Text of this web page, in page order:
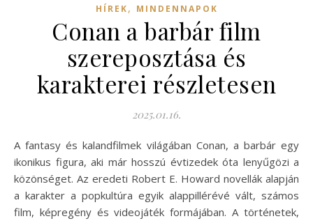
HÍREK, MINDENNAPOK
Conan a barbár film
szereposztása és
karakterei részletesen
2025.01.16.
A fantasy és kalandfilmek világában Conan, a barbár egy
ikonikus figura, aki már hosszú évtizedek óta lenyűgözi a
közönséget. Az eredeti Robert E. Howard novellák alapján
a karakter a popkultúra egyik alappillérévé vált, számos
film, képregény és videojáték formájában. A történetek,